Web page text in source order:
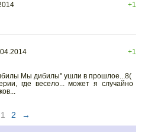
+1
+1
Мы дибилы" ушли в прошлое...8(
где весело... может я случайно
1 2 →